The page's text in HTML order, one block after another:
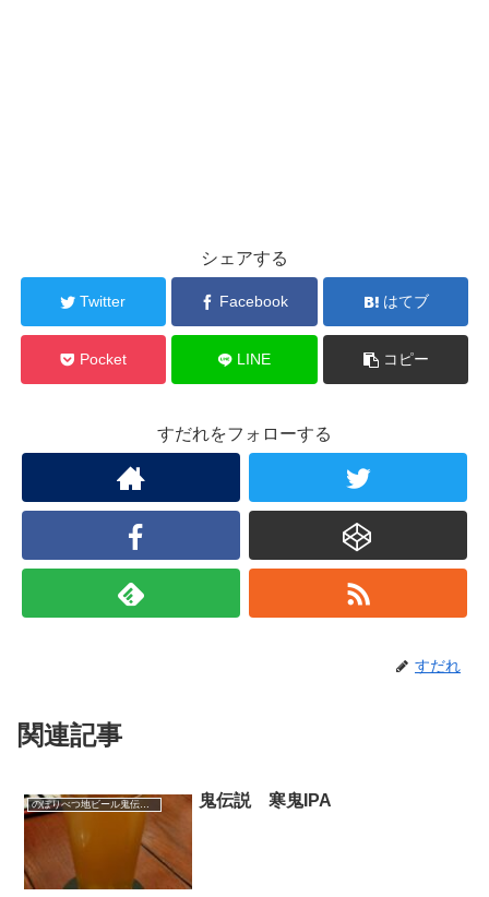
シェアする
Twitter Facebook はてブ
Pocket LINE コピー
すだれをフォローする
すだれ
関連記事
のぼりべつ地ビール鬼伝説（北海道） 鬼伝説 寒鬼IPA